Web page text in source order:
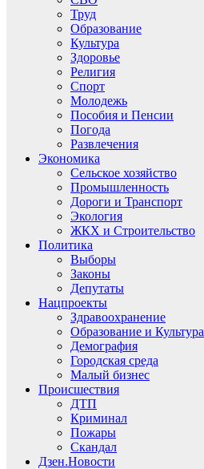
Труд
Образование
Культура
Здоровье
Религия
Спорт
Молодежь
Пособия и Пенсии
Погода
Развлечения
Экономика
Сельское хозяйство
Промышленность
Дороги и Транспорт
Экология
ЖКХ и Строительство
Политика
Выборы
Законы
Депутаты
Нацпроекты
Здравоохранение
Образование и Культура
Демография
Городская среда
Малый бизнес
Происшествия
ДТП
Криминал
Пожары
Скандал
Дзен.Новости